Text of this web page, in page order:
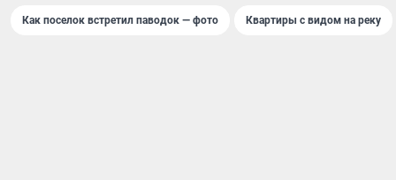
Как поселок встретил паводок — фото Квартиры с видом на реку